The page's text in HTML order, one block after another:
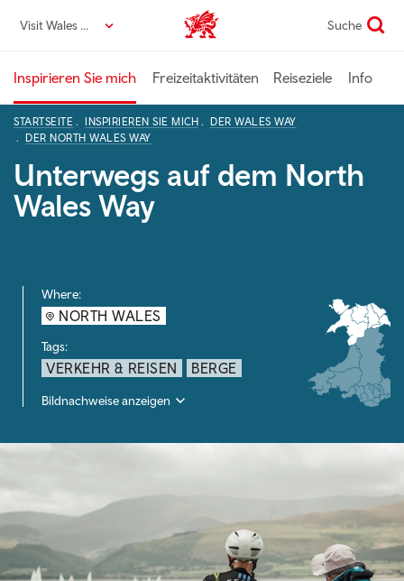
zumVisit Wales DE VisitWales home Suche
Inspirieren Sie mich Freizeitaktivitäten Reiseziele Info
STARTSEITE INSPIRIEREN SIE MICH
DER WALES WAY
DER NORTH WALES WAY
Unterwegs auf dem North
Wales Way
Where:
NORTH WALES
Tags:
VERKEHR & REISEN BERGE
Bildnachweise anzeigen